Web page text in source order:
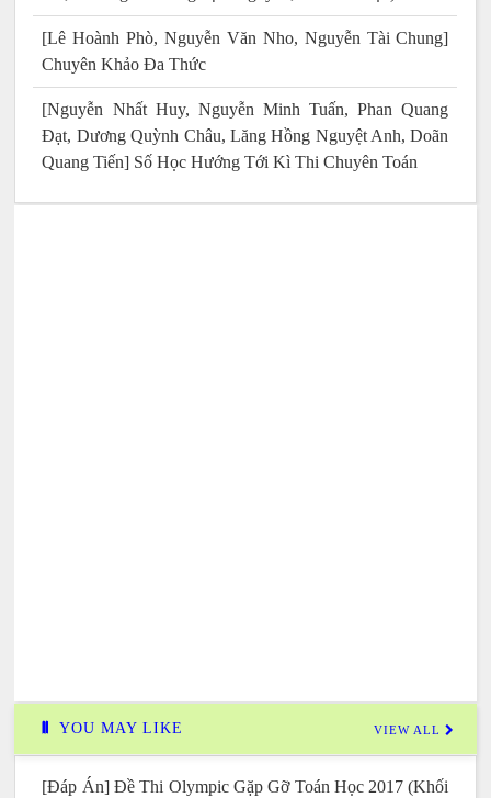
[Lê Hoành Phò, Nguyễn Văn Nho, Nguyễn Tài Chung]
Chuyên Khảo Đa Thức
[Nguyễn Nhất Huy, Nguyễn Minh Tuấn, Phan Quang
Đạt, Dương Quỳnh Châu, Lăng Hồng Nguyệt Anh, Doãn
Quang Tiến] Số Học Hướng Tới Kì Thi Chuyên Toán
YOU MAY LIKE VIEW ALL
[Đáp Án] Đề Thi Olympic Gặp Gỡ Toán Học 2017 (Khối